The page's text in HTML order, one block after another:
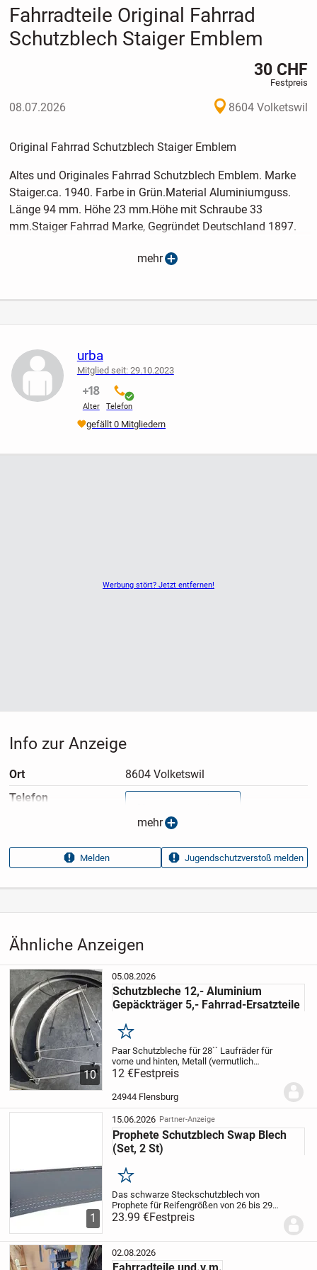
Fahrradteile Original Fahrrad
Schutzblech Staiger Emblem
30 CHF
Festpreis
08.07.2026 8604 Volketswil
Original Fahrrad Schutzblech Staiger Emblem
Altes und Originales Fahrrad Schutzblech Emblem. Marke
Staiger.ca. 1940. Farbe in Grün.Material Aluminiumguss.
Länge 94 mm. Höhe 23 mm.Höhe mit Schraube 33
mm.Staiger Fahrrad Marke, Gegründet Deutschland 1897.
Vorkasse! Postversand möglich.
mehr
Werbung stört? Jetzt entfernen!
Ähnliche Anzeigen
10
05.08.2026
Schutzbleche 12,- Aluminium
Gepäckträger 5,- Fahrrad-Ersatzteile
Merken
Paar Schutzbleche für 28`` Laufräder für
vorne und hinten, Metall (vermutlich
Aluminium?) inkl. Aufhängestangen und
Schrauben, anthrazit, Breite ca. 54 mm,
zusammen 12,- Aluminium
12 €Festpreis
24944 Flensburg
1
15.06.2026 Partner-Anzeige
Prophete Schutzblech Swap Blech
(Set, 2 St)
Merken
Das schwarze Steckschutzblech von
Prophete für Reifengrößen von 26 bis 29
Zoll wird einfach an der Sattelstütze
befestigt und schützt dich sofort vor
der Fahrt...
23.99 €Festpreis
02.08.2026
urba
Mitglied seit: 29.10.2023
Alter
nicht verifiziert
Telefon
verifiziert
gefällt 0 Mitgliedern
Info zur Anzeige
Ort
8604 Volketswil
Telefon
Anzeigen­datum
08.07.2026
Anzeigen­kennung
0d8b1def
Aufrufe dieser
24
Kategorie Fahrzeuge
Zubehör›Fahrrad Ersatzteile
mehr
Melden Jugendschutzverstoß melden